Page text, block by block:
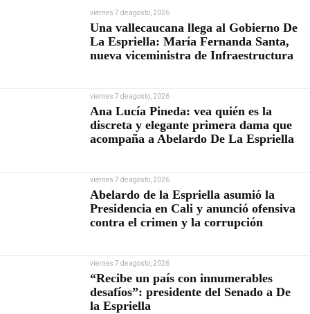
viernes 7 de agosto, 2026
Una vallecaucana llega al Gobierno De
La Espriella: María Fernanda Santa,
nueva viceministra de Infraestructura
viernes 7 de agosto, 2026
Ana Lucía Pineda: vea quién es la
discreta y elegante primera dama que
acompaña a Abelardo De La Espriella
viernes 7 de agosto, 2026
Abelardo de la Espriella asumió la
Presidencia en Cali y anunció ofensiva
contra el crimen y la corrupción
viernes 7 de agosto, 2026
“Recibe un país con innumerables
desafíos”: presidente del Senado a De
la Espriella